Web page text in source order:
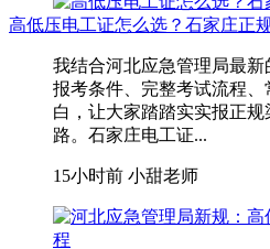
高低压电工证怎么选？石家庄正
我结合河北应急管理局最新
报考条件、完整考试流程
白，让大家踏踏实实报正
路。石家庄电工证...
15小时前 小甜老师